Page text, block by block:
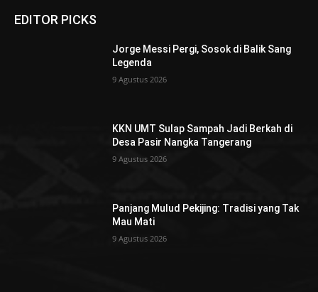
EDITOR PICKS
Jorge Messi Pergi, Sosok di Balik Sang
Legenda
9 Agustus 2026
KKN UMT Sulap Sampah Jadi Berkah di
Desa Pasir Nangka Tangerang
9 Agustus 2026
Panjang Mulud Pekijing: Tradisi yang Tak
Mau Mati
9 Agustus 2026